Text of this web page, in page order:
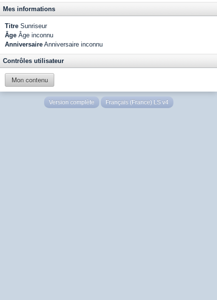
Mes informations
Titre Sunriseur
Âge Âge inconnu
Anniversaire Anniversaire inconnu
Contrôles utilisateur
Mon contenu
Version complète Français (France) LS v4